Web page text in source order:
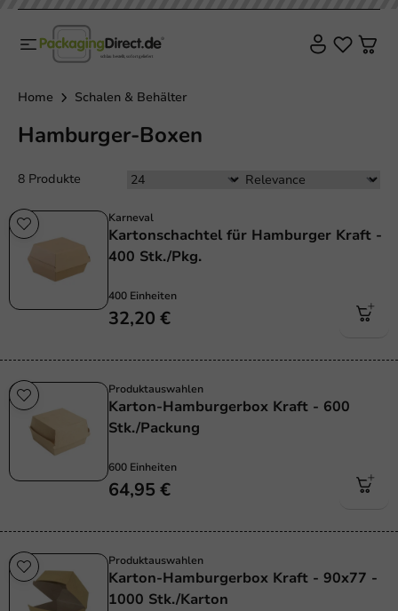
Home Schalen & Behälter
Hamburger-Boxen
8 Produkte
Karneval
Kartonschachtel für Hamburger Kraft -
400 Stk./Pkg.
400 Einheiten
32,20 €
Produktauswahlen
Karton-Hamburgerbox Kraft - 600
Stk./Packung
600 Einheiten
64,95 €
Produktauswahlen
Karton-Hamburgerbox Kraft - 90x77 -
1000 Stk./Karton